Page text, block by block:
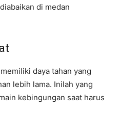
di medan
daya tahan yang
lebih lama. Inilah yang
kebingungan saat harus